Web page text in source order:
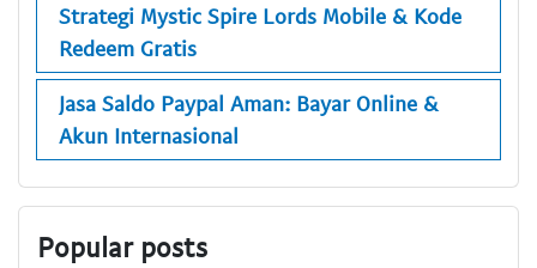
Strategi Mystic Spire Lords Mobile & Kode
Redeem Gratis
Jasa Saldo Paypal Aman: Bayar Online &
Akun Internasional
Popular posts